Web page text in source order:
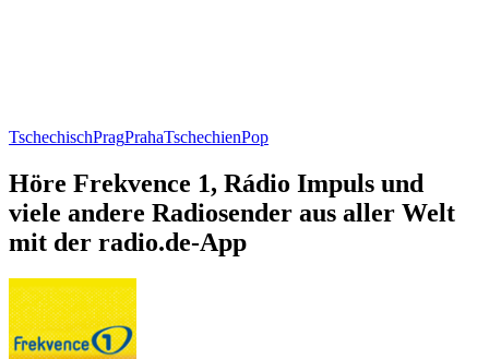
TschechischPragPrahaTschechienPop
Höre Frekvence 1, Rádio Impuls und
viele andere Radiosender aus aller Welt
mit der radio.de-App